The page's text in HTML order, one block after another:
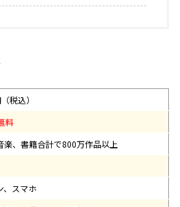
税込）
料
楽、書籍合計で800万作品以上
、スマホ